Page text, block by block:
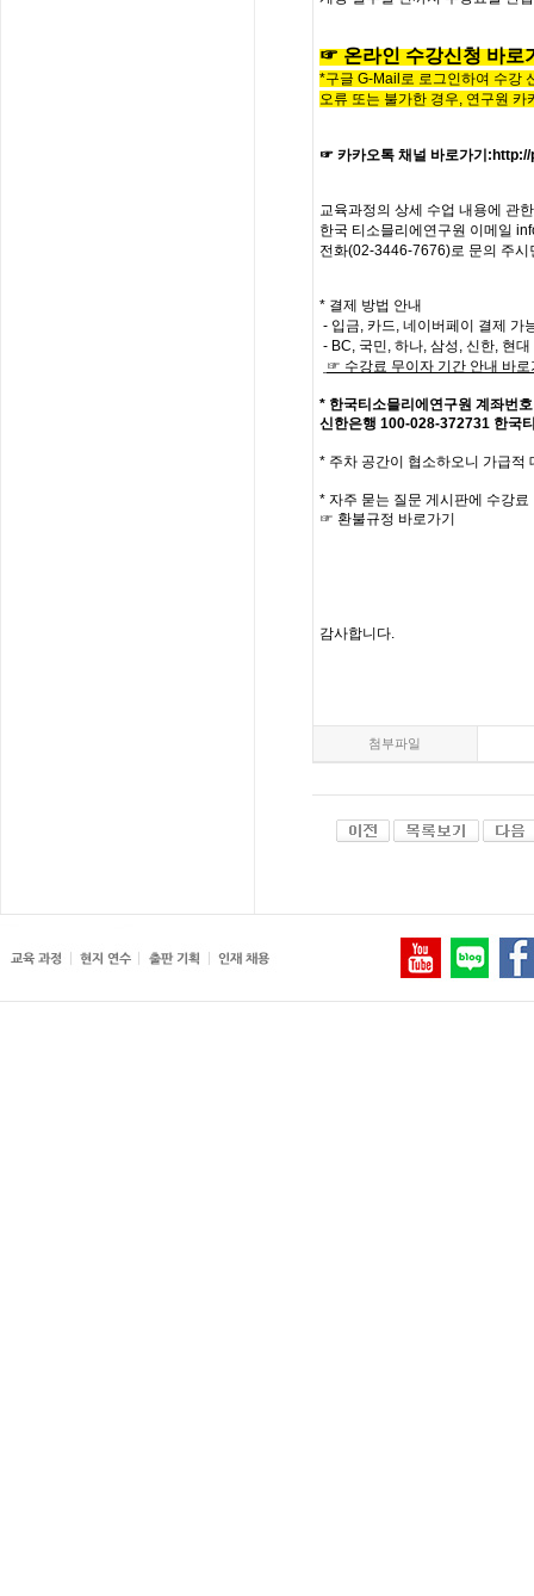
☞온라인수강신청 바로
*구글 G-Mail로 로그인하여 수강
오류 또는 불가한 경우, 연구원 카
☞ 카카오톡 채널 바로가기 :
교육과정의 상세 수업 내용에 관한
한국 티소믈리에 연구원 이메일
전화(02-3446-7676)로 문의 주시
* 결제 방법 안내
- 입금, 카드, 네이버페이 결제 가
- BC, 국민, 하나, 삼성, 신한, 현
☞ 수강료 무이자 기간 안내 바로
* 한국티소믈리에연구원 계좌번호
신한은행 100-028-372731 한국
* 주차 공간이 협소하오니 가급적
* 자주 묻는 질문 게시판에 수강료
☞ 환불규정 바로가기
감사합니다.
첨부파일